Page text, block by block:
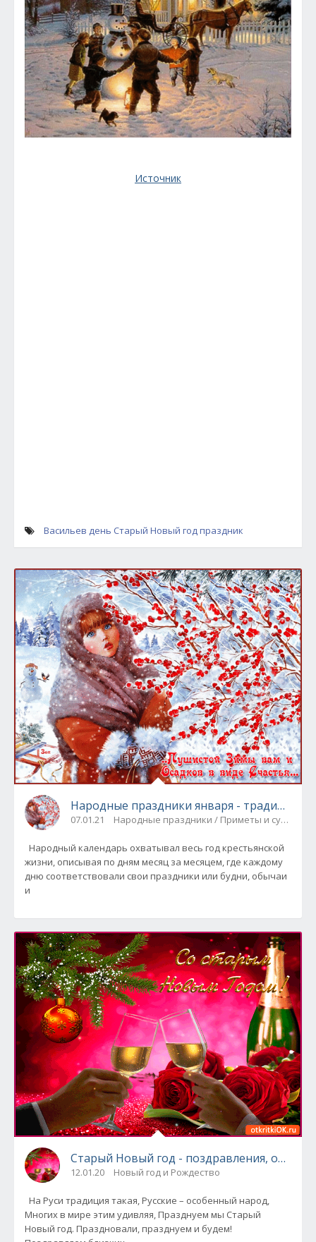
Источник
Васильев день Старый Новый годпраздник
Народные праздники января - традиции и
07.01.21 Народные праздники / Приметы и суеверия
Народный календарь охватывал весь год крестьянской
жизни, описывая по дням месяц за месяцем, где каждому
дню соответствовали свои праздники или будни, обычаи
и
Старый Новый год - поздравления,
12.01.20 Новый год и Рождество
На Руси традиция такая, Русские – особенный народ,
Многих в мире этим удивляя, Празднуем мы Старый
Новый год. Праздновали, празднуем и будем!